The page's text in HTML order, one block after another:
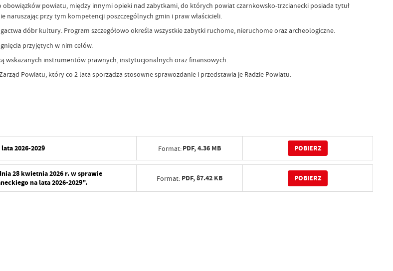
powiatu, między innymi opieki nad zabytkami, do których powiat czarnkowsko-trzcianecki posiada tytuł
przy tym kompetencji poszczególnych gmin i praw właścicieli.
dóbr kultury. Program szczegółowo określa wszystkie zabytki ruchome, nieruchome oraz archeologiczne.
przyjętych w nim celów.
wskazanych instrumentów prawnych, instytucjonalnych oraz finansowych.
Powiatu, który co 2 lata sporządza stosowne sprawozdanie i przedstawia je Radzie Powiatu.
2026-2029 Format:PDF,4.36 MB POBIERZ
28 kwietnia 2026 r. w sprawie
na lata 2026-2029".
Format: PDF,87.42 KB POBIERZ